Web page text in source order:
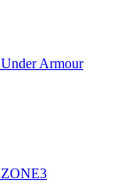
Under Armour
ZONE3